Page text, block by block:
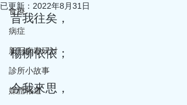
食療
病症
新冠病毒研討
診所小故事
媒體報道
已更新： 2022年8月31日
昔我往矣，
楊柳依依；
今我來思，